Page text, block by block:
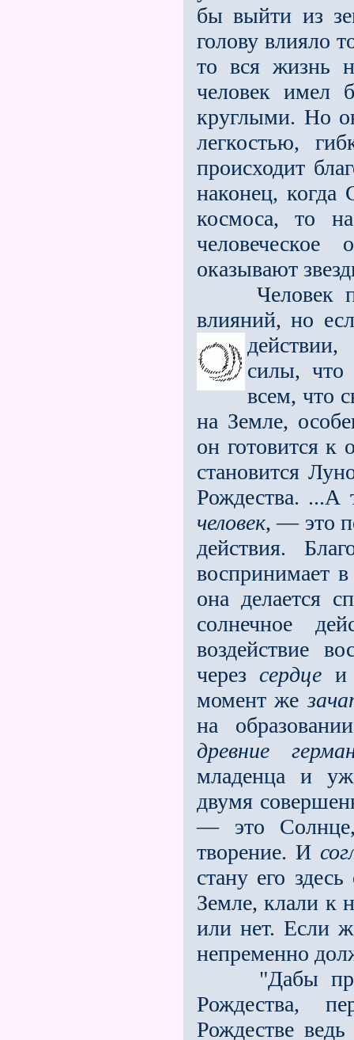
бы выйти из
голову влияло
то вся жизнь
человек имел
круглыми. Но
легкостью,
происходит
наконец, когда
космоса, то
человеческое
оказывают
Человек
влияний, но
силы, что
всем, что
на Земле,
он готовится к
становится
Рождества. ...А
человек, — это
действия.
воспринимает в
она делается
солнечное
воздействие
черезсердце и
момент же
на
древние
младенца и
двумя
— это
творение. И
стану его
Земле, клали к
или нет. Если
непременно
"Дабы
Рождества,
Рождестве